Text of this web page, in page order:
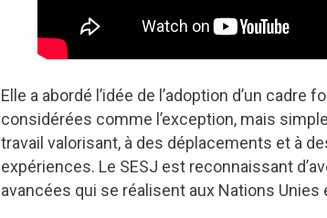
Elle a abordé l’idée de l’adoption d’un
considérées comme l’exception, mais
travail valorisant, à des déplacements et à
expériences. Le SESJ est reconnaissant
avancées qui se réalisent aux Nations